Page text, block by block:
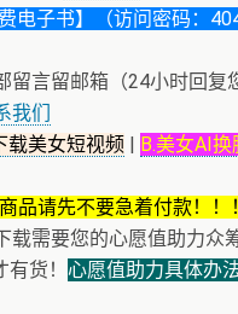
电子书】（访问密码：
言留邮箱（24小时回复
我们
载美女短视频 | B.美女AI
品请先不要急着付款！！！
载需要您的心愿值助力众
货！ 心愿值助力具体办